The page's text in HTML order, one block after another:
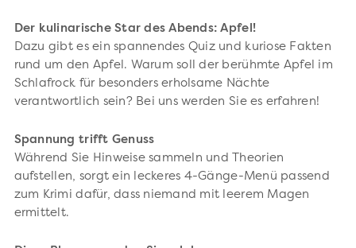
Der kulinarische Star des Abends: Apfel!
Dazu gibt es ein spannendes Quiz und kuriose Fakten
rund um den Apfel. Warum soll der berühmte Apfel im
Schlafrock für besonders erholsame Nächte
verantwortlich sein? Bei uns werden Sie es erfahren!
Spannung trifft Genuss
Während Sie Hinweise sammeln und Theorien
aufstellen, sorgt ein leckeres 4-Gänge-Menü passend
zum Krimi dafür, dass niemand mit leerem Magen
ermittelt.